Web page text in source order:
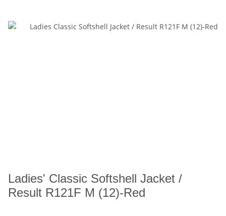
Ladies' Classic Softshell Jacket /
Result R121F M (12)-Red